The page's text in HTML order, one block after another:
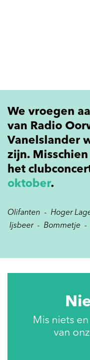
We vroegen
van Radio
Vanelslander
zijn.
het
oktober.
Olifanten - Hoger
Ijsbeer - Bommetje -
Mis niets
van